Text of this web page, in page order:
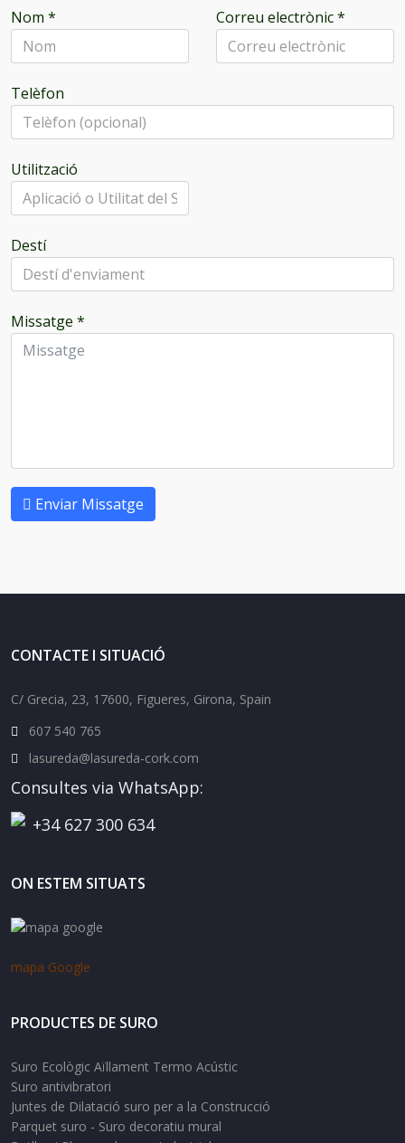
Nom * Correu electrònic*
Telèfon
Utilització
Destí
Missatge *
Enviar Missatge
CONTACTE I SITUACIÓ
C/ Grecia, 23, 17600, Figueres, Girona, Spain
607 540 765
lasureda@lasureda-cork.com
Consultes via WhatsApp:
+34 627 300 634
ON ESTEM SITUATS
mapa Google
PRODUCTES DE SURO
Suro Ecològic Aïllament Termo Acústic
Suro antivibratori
Juntes de Dilatació suro per a la Construcció
Parquet suro - Suro decoratiu mural